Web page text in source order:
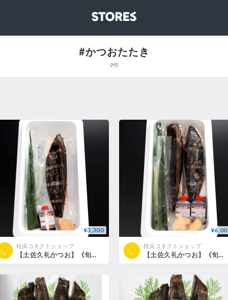
STORES
#かつおたたき
9件
¥3,300
桂浜コネクトショップ
【土佐久礼かつお】《旬凍》藁焼タタキ３～４人前４００ｇ以上
桂浜コネクトショップ
【土佐久礼かつお】《旬凍》藁焼タタキ７～８人前８００ｇ以上